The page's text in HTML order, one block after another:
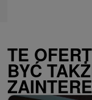
TE
BYĆ